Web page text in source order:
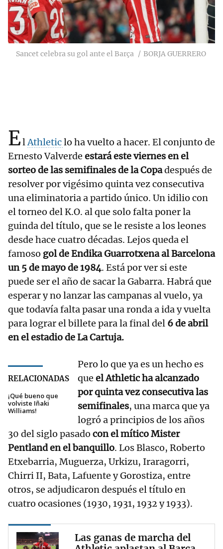
Sancet celebra su gol ante el Barça BORJA GUERRERO
ElAthleticlo ha vuelto a hacer. El conjunto de
Ernesto Valverde estará este viernes en el
sorteo de las semifinales de la Copadespués de
resolver por vigésimo quinta vez consecutiva
una eliminatoria a partido único. Un idilio con
el torneo del K.O. al que solo falta poner la
guinda del título, que se le resiste a los leones
desde hace cuatro décadas. Lejos queda el
famoso gol de Endika Guarrotxena al Barcelona
un 5 de mayo de 1984. Está por ver si este
puede ser el año de sacar la Gabarra. Habrá que
esperar y no lanzar las campanas al vuelo, ya
que todavía falta pasar una ronda a ida y vuelta
para lograr el billete para la final del 6 de abril
en el estadio de La Cartuja.
RELACIONADAS
¡Qué bueno que
volviste Iñaki
Williams!
Pero lo que ya es un hecho es
que el Athletic ha alcanzado
por quinta vez consecutiva las
semifinales, una marca que ya
logró a principios de los años
30 del siglo pasado con el mítico Mister
Pentland en el banquillo. Los Blasco, Roberto
Etxebarria, Muguerza, Urkizu, Iraragorri,
Chirri II, Bata, Lafuente y Gorostiza, entre
otros, se adjudicaron después el título en
cuatro ocasiones (1930, 1931, 1932 y 1933).
Las ganas de marcha del